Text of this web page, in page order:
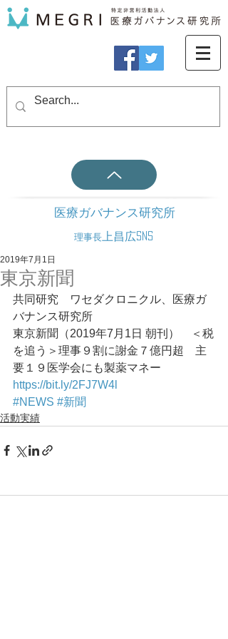
医療ガバナンス研究所
理事長 上昌広SNS
東京新聞
2019年7月1日
共同研究　ワセダクロニクル、医療ガ
バナンス研究所
東京新聞（2019年7月1日 朝刊）　＜税
を追う＞理事９割に謝金７億円超　主
要１９医学会にも製薬マネー
https://bit.ly/2FJ7W4l
#NEWS #新聞
活動実績